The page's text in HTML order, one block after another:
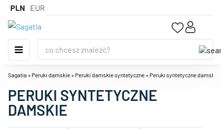
PLN EUR
Sagatia » Peruki damskie » Peruki damskie syntetyczne » Peruki syntetyczne damskie
PERUKI SYNTETYCZNE
DAMSKIE